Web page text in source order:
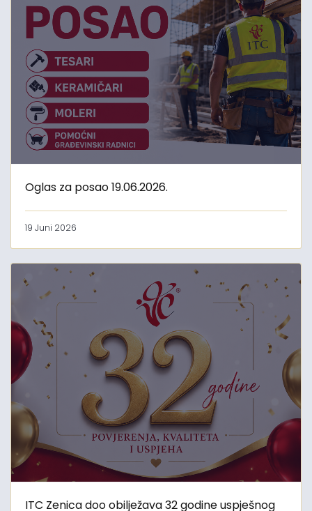
Oglas za posao 19.06.2026.
19 Juni 2026
ITC Zenica doo obilježava 32 godine uspješnog